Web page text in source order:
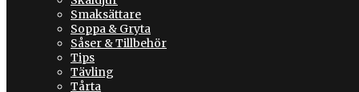
Smaksättare
Soppa & Gryta
Såser & Tillbehör
Tips
Tävling
Tårta